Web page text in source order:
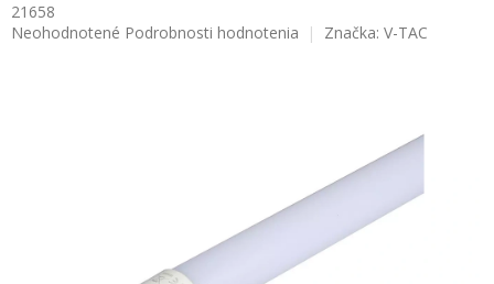
21658
Priemerné
Neohodnotené Podrobnosti hodnotenia Značka: V-TAC